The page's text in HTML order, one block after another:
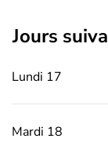
jours
Lundi 17
Mardi 18